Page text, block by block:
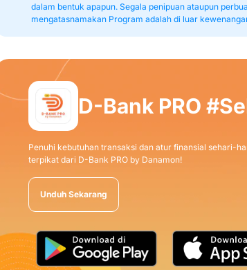
dalam bentuk apapun. Segala penipuan ataupun
mengatasnamakan Program adalah di luar
D-Bank PRO
Penuhi kebutuhan transaksi dan atur finansial sehari-
terpikat dari D-Bank PRO by Danamon!
Unduh Sekarang